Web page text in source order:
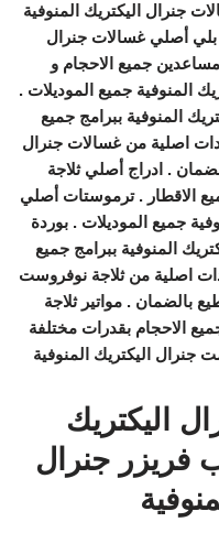
جنرال اليكتريك المنوفية
بلي أصلي غسالات جنرال
مساعدين جميع الاحجام و
المنوفية جميع الموديلات .
المنوفية ببرامج جميع
اصلية من غسالات جنرال
. ادراج أصلي ثلاجة
الاقطار . ترموستات أصلي
جميع الموديلات . بوردة
المنوفية ببرامج جميع
اصلية من ثلاجة نوفروست
بالضمان . مواتير ثلاجة
الاحجام بقدرات مختلفة
جنرال اليكتريك المنوفية
اليكتريك
فريزر جنرال